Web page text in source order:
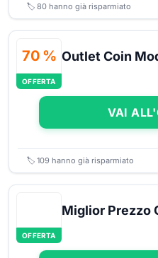
🏷️ 80 hanno già risparmiato
70 %
OFFERTA
Outlet Coin
VAI
🏷️ 109 hanno già risparmiato
OFFERTA
Miglior Prezzo